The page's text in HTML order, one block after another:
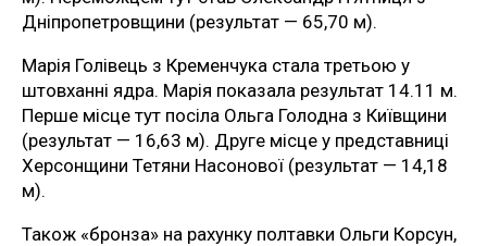
Дніпропетровщини (результат — 65,70 м).
Марія Голівець з Кременчука стала третьою у
штовханні ядра. Марія показала результат 14.11 м.
Перше місце тут посіла Ольга Голодна з Київщини
(результат — 16,63 м). Друге місце у представниці
Херсонщини Тетяни Насонової (результат — 14,18
м).
Також «бронза» на рахунку полтавки Ольги Корсун,